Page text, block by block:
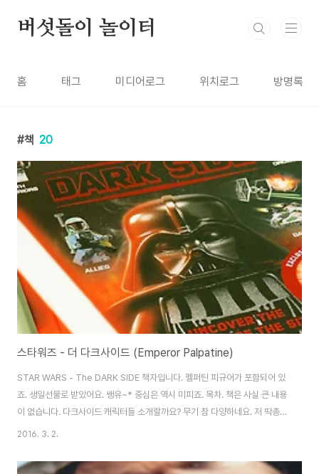
버섯돌이 놀이터
홈 태그 미디어로그 위치로그 방명록
책 20
스타워즈 - 더 다크사이드 (Emperor Palpatine)
STAR WARS - The DARK SIDE 책자입니다. 펠퍼틴 피규어가 포함되어 있
죠. 생일선물로 받았어요. 쌩유~* 중심은 역시 미피죠. 목차. 책은 사실 큰 내용
이 없습니다. 다크사이드 캐릭터들 소개랄까요? 무기 참 다양하네요. 저 딱총은
정말.. -ㅂ-;; 다스베이더의 변천사(?)도 있구요. 재미있는 표현도 있네요. 행성
있는지는 없는.. -ㅂ-;; 참 묘한 책이랄까요... ;;; 책에 포함된 펠퍼틴 미니피규어
2016. 3. 2.